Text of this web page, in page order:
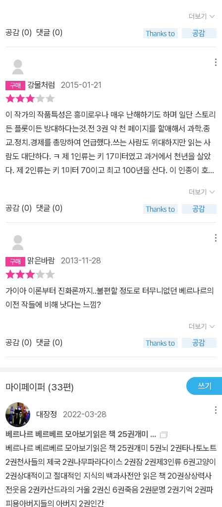
던 길을 계속 가는 것, 그게 인류의 불행이자 행복이죠. 현실이 허구보
다 험악하면 유머를 위한 자리가 없다.
더보기
공감 (0) 댓글 (0)
강물처럼 2015-01-21
이 작가의 작품특성은 흥미로우나 매우 난해하기도 하며 일단 스토리
든 플롯이든 방대하다는것.전 3권 약 천 페이지를 할애해서 과학.종
교.정치.경제를 총망하여 언급했다.쓰는 사람도 위대하지만 읽는 사
람도 대단하다. ㅋ 제 1인류는 키 17미터였고 과거에서 천년을 살았
다. 제 2인류는 키 1미터 70이고 최고 100년을 산다. 이 인종이 호모
과도기의 종이다. 미래의 인류는 아직 나타나지 않았으니 이제부터
만들어 내야 한다고 생각한다. 남성보다는 여성이, 거인보다는 소인
이 훨씬 더 면역체제가 더 발달했고 나쁜 환경에 대한 적응력이 뛰어
나다는 연구결과를 토대로 키 17센티미터, 여성과 남성비율을 9:1로
운 방법으로 인위적으로 만들어져야 했기에 태생이 아닌 난생을 시킨
다. 그래서 2인류가 힘들고 싫어하는 궃은 일들을 처리해주는 임무를
수행한다. 그러면 제3인류는 영혼을 가진 인격으로 대해줘야 하는지
힘든일을 대행해주는 대여물품으로 취급해야 하는지‥등등의 예상치
못한 많은 문제들이 발생한다. 천여쪽의 줄거리를 단 몇 줄로 요약하
기에는 무리다. 흥미롭기도 했지만 여기서 읽기를 그만 둘수 없다는
마이갓! 정글만리도 3권이고 IQ 84도 3권이어도 충분히 잼있던데
여기서 마무리하지! 인내력 테스트하나!?우~C~~ 4권이 나오면 읽
어, 말어? 가만‥ 토지, 혼불, 태백산맥 등 더 긴 장편들도 긴장감을 놓
치지않고 충분한 호흡으로 소화가 가능했는데, 이 책은 3권에서 집중
력이 떨어지는것은 정서가 좀 달라서인가?‥ 그래도 밑줄긋기 ‥에드
몽 웰즈의 백과사전ㅡ'스스로 행복을 찾을 수 없는 사람, 자신의 행복
이 외부의 누군가에게 달려있는 사람은 참으로 불행하다.'‥ 요즘 몇개
월 동안 내 행복의 척도를 나 자신이 아닌 변화하는 환경과 주변인들
로 평가하려했다. 그래서 행복의 수치가 매우 낮았다. 하지만 나에게
서 찾으려 한다면 그 또한 많이 있음을 안다. 내 안에서 찾자. 이 사실
더보기
공감 (0) 댓글 (0)
맑은바람 2013-11-28
가이아 이론부터 진화론까지..불편할 정도로 터무니없던 베르나르의
이전 작들에 비해 낫다는 느낌?
더보기
공감 (0) 댓글 (0)
마이페이퍼 (33편) 쓰기
대장정 2022-03-28
베르나르 베르베르 모아보기읽은 책 25권개미 ...
베르나르 베르베르 모아보기읽은 책 25권개미 5권뇌 2권타나토노트
2권천사들의 제국 2권나무파라다이스 2권잠 2권제3인류 6권고양이
2권상대적이고 절대적인 지식의 백과사전안 읽은 책 20권상상력사
전웃음 2권카산드라의 거울 2권신 6권죽음 2권문명 2권기억 2권파
피용아버지들의 아버지 2권인간